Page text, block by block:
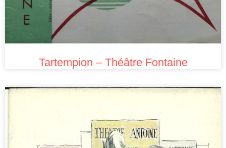
Tartempion – Théâtre Fontaine